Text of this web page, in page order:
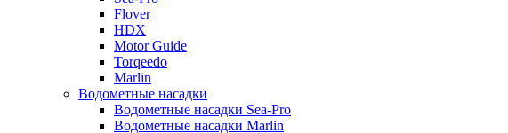
Flover
HDX
Motor Guide
Torqeedo
Marlin
Водометные насадки
Водометные насадки Sea-Pro
Водометные насадки Marlin